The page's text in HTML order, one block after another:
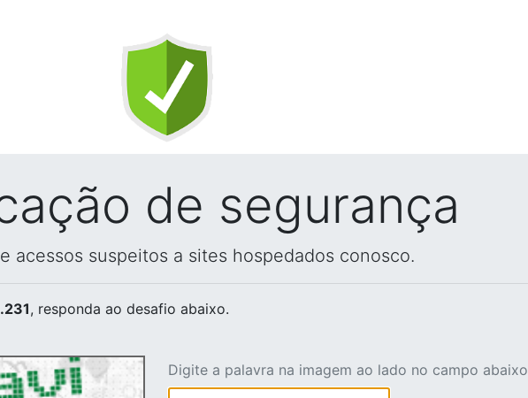
de segurança
acessos suspeitos a sites hospedados conosco.
, responda ao desafio abaixo.
Digite a palavra na imagem ao lado no campo abaixo